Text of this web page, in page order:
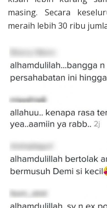
masing. Secara
meraih lebih 30 ribu